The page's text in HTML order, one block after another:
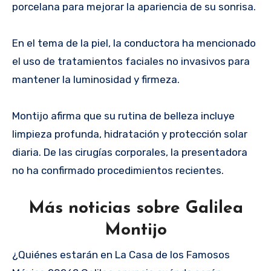
porcelana para mejorar la apariencia de su sonrisa.
En el tema de la piel, la conductora ha mencionado
el uso de tratamientos faciales no invasivos para
mantener la luminosidad y firmeza.
Montijo afirma que su rutina de belleza incluye
limpieza profunda, hidratación y protección solar
diaria. De las cirugías corporales, la presentadora
no ha confirmado procedimientos recientes.
Más noticias sobre Galilea
Montijo
¿Quiénes estarán en La Casa de los Famosos